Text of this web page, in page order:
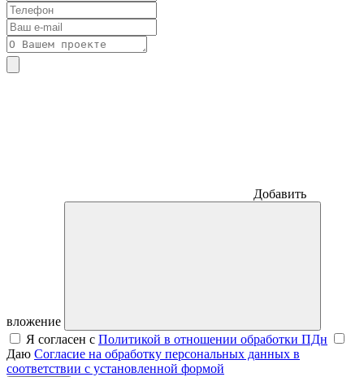
Добавить
вложение
Я согласен с Политикой в отношении обработки ПДн
Даю Согласие на обработку персональных данных в
соответствии с установленной формой